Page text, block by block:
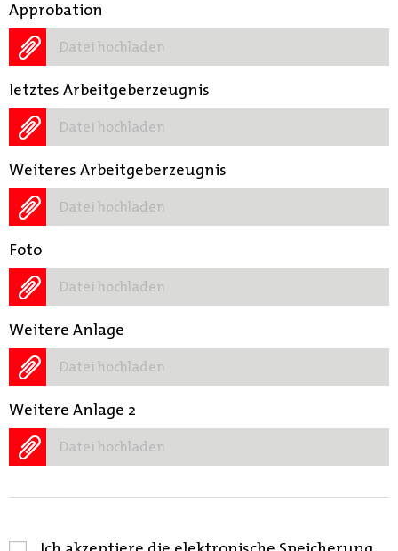
Approbation
Datei hochladen
letztes Arbeitgeberzeugnis
Datei hochladen
Weiteres Arbeitgeberzeugnis
Datei hochladen
Foto
Datei hochladen
Weitere Anlage
Datei hochladen
Weitere Anlage 2
Datei hochladen